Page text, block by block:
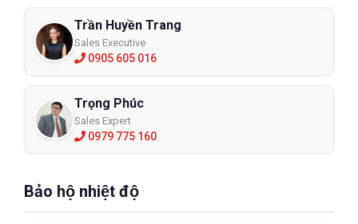
Trần Huyền Trang
Sales Executive
0905 605 016
Trọng Phúc
Sales Expert
0979 775 160
Bảo hộ nhiệt độ